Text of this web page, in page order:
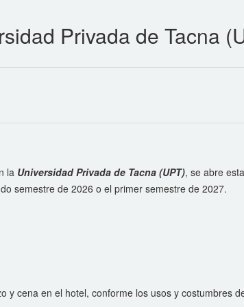
Privada de Tacna
la Universidad Privada de Tacna (UPT), se abre
semestre de 2026 o el primer semestre de 2027.
y cena en el hotel, conforme los usos y costumbres